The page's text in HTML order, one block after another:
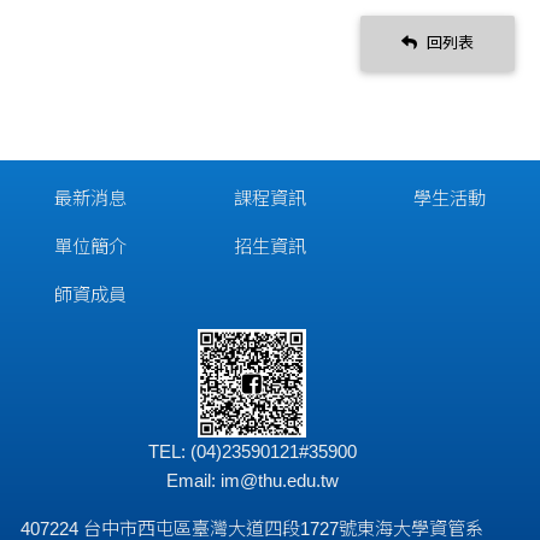
回列表
最新消息
單位簡介
師資成員
課程資訊
招生資訊
學生活動
TEL: (04)23590121#35900
Email: im@thu.edu.tw
407224 台中市西屯區臺灣大道四段1727號東海大學資管系